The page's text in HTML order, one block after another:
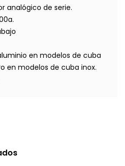
analógico de serie.
en modelos de cuba
en modelos de cuba inox.